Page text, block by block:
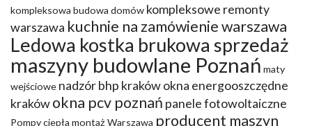
kompleksowa budowa domów kompleksowe remonty
warszawa kuchnie na zamówienie warszawa
Ledowa kostka brukowa sprzedaż
maszyny budowlane Poznań maty
wejściowe nadzór bhp krakówokna energooszczędne
krakówokna pcv poznań panele fotowoltaiczne
Pompy ciepła montaż Warszawa producent maszyn